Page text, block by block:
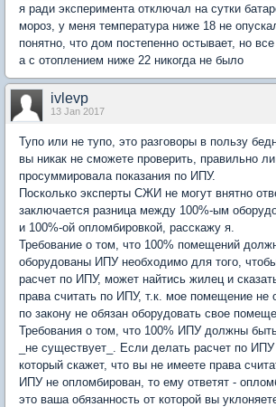
я ради эксперимента отключал на сутки
мороз, у меня температура ниже 18 не
понятно, что дом постепенно остывает, но
а с отоплением ниже 22 никогда не было
ivlevp
13 Jan 2017
Тупо или не тупо, это разговоры в пользу
вы никак не сможете проверить, правильно
просуммировала показания по ИПУ.
Посколько эксперты СЖИ не могут внятно
заключается разница между 100%-ым
и 100%-ой опломбировкой, расскажу я.
Требование о том, что 100% помещений
оборудованы ИПУ необходимо для того,
расчет по ИПУ, может найтись жилец и
права считать по ИПУ, т.к. мое помещение не
по закону не обязан оборудовать свое
Требования о том, что 100% ИПУ должны
_не существует_. Если делать расчет по
который скажет, что вы не имеете права
ИПУ не опломбирован, то ему ответят -
это ваша обязанность от которой вы